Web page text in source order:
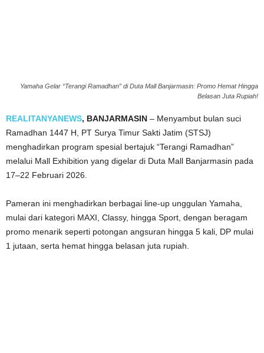
Yamaha Gelar “Terangi Ramadhan” di Duta Mall Banjarmasin: Promo Hemat Hingga
Belasan Juta Rupiah!
REALITANYANEWS, BANJARMASIN – Menyambut bulan suci
Ramadhan 1447 H, PT Surya Timur Sakti Jatim (STSJ)
menghadirkan program spesial bertajuk “Terangi Ramadhan”
melalui Mall Exhibition yang digelar di Duta Mall Banjarmasin pada
17–22 Februari 2026.
Pameran ini menghadirkan berbagai line-up unggulan Yamaha,
mulai dari kategori MAXI, Classy, hingga Sport, dengan beragam
promo menarik seperti potongan angsuran hingga 5 kali, DP mulai
1 jutaan, serta hemat hingga belasan juta rupiah.